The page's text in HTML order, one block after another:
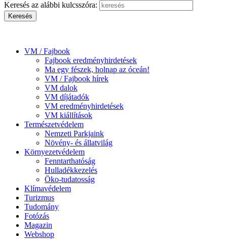
Keresés az alábbi kulcsszóra:
VM / Fajbook
Fajbook eredményhirdetések
Ma egy fészek, holnap az óceán!
VM / Fajbook hírek
VM dalok
VM díjátadók
VM eredményhirdetések
VM kiállítások
Természetvédelem
Nemzeti Parkjaink
Növény- és állatvilág
Környezetvédelem
Fenntarthatóság
Hulladékkezelés
Öko-tudatosság
Klímavédelem
Turizmus
Tudomány
Fotózás
Magazin
Webshop